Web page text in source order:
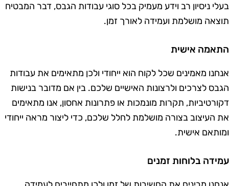
ניסיון רב וידע מעמיק בכל סוגי עבודות הגבס, דבר המבטיח
מושלמת ועמידה לאורך זמן.
אישית
מאמינים שכל לקוח הוא ייחודי ולכן מתאימים את עבודות
לצרכים ולרצונות האישיים שלכם. בין אם מדובר בנישות
תקרות מונמכות או פתרונות אחסון, אנו מתאימים
העיצוב בצורה מושלמת לחלל שלכם, כדי ליצור מראה ייחודי
אישית.
בלוחות זמנים